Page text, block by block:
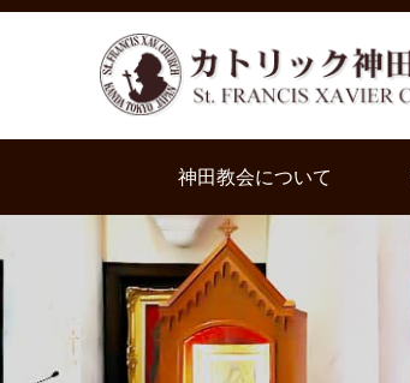
神田教会について